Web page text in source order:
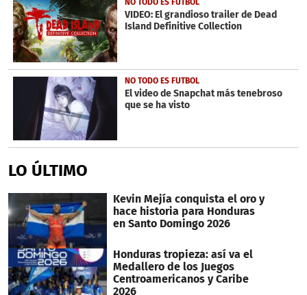
NO TODO ES FUTBOL
VIDEO: El grandioso trailer de Dead
Island Definitive Collection
NO TODO ES FUTBOL
El video de Snapchat más tenebroso
que se ha visto
LO ÚLTIMO
Kevin Mejía conquista el oro y
hace historia para Honduras
en Santo Domingo 2026
Honduras tropieza: así va el
Medallero de los Juegos
Centroamericanos y Caribe
2026